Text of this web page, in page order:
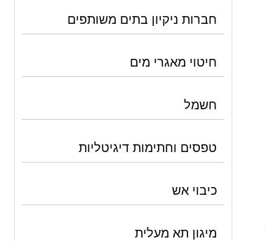
חברות ניקיון בתים משותפים
חיטוי מאגרי מים
חשמל
טפסים וחתימות דיגיטליות
כיבוי אש
מיגון תא מעלית